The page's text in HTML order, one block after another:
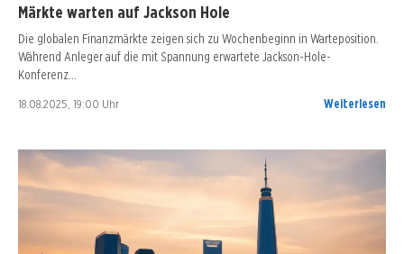
Märkte warten auf Jackson Hole
Die globalen Finanzmärkte zeigen sich zu Wochenbeginn in Warteposition.
Während Anleger auf die mit Spannung erwartete Jackson-Hole-
Konferenz…
18.08.2025, 19:00 Uhr Weiterlesen